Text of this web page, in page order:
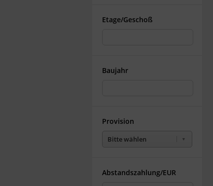
Etage/Geschoß
Baujahr
Provision
Bitte wählen
Abstandszahlung/EUR